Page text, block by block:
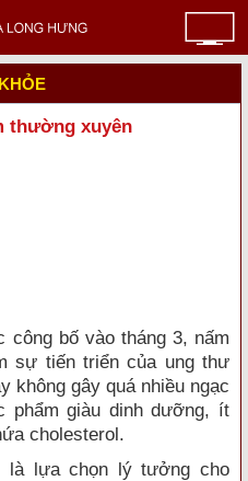
thường xuyên
công bố vào tháng 3, nấm
sự tiến triển của ung thư
không gây quá nhiều ngạc
phẩm giàu dinh dưỡng, ít
cholesterol.
là lựa chọn lý tưởng cho